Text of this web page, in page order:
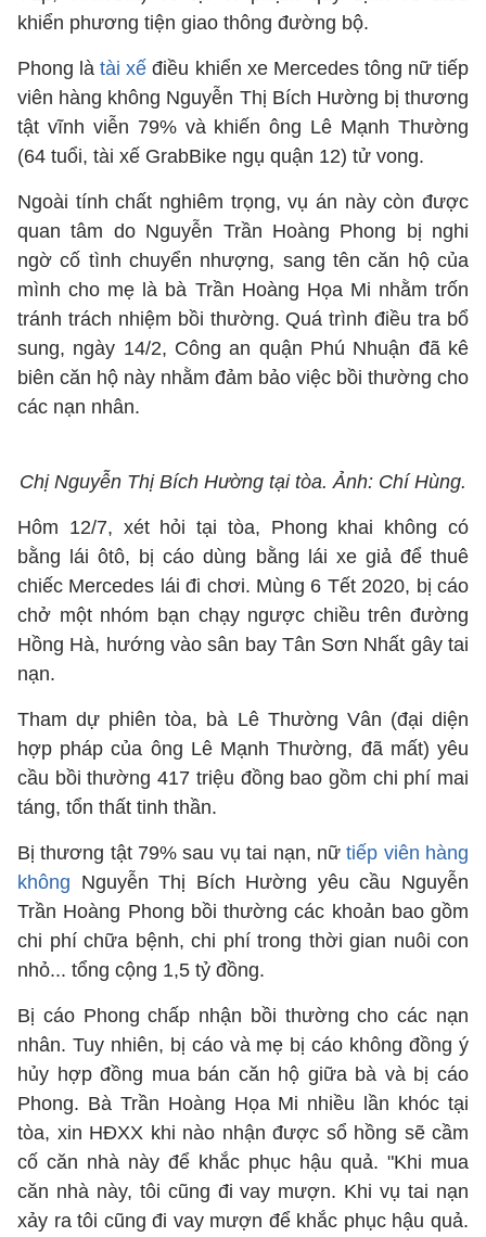
khiển phương tiện giao thông đường bộ.
Phong làtài xếđiều khiển xe Mercedes tông nữ tiếp
viên hàng không Nguyễn Thị Bích Hường bị thương
tật vĩnh viễn 79% và khiến ông Lê Mạnh Thường
(64 tuổi, tài xế GrabBike ngụ quận 12) tử vong.
Ngoài tính chất nghiêm trọng, vụ án này còn được
quan tâm do Nguyễn Trần Hoàng Phong bị nghi
ngờ cố tình chuyển nhượng, sang tên căn hộ của
mình cho mẹ là bà Trần Hoàng Họa Mi nhằm trốn
tránh trách nhiệm bồi thường. Quá trình điều tra bổ
sung, ngày 14/2, Công an quận Phú Nhuận đã kê
biên căn hộ này nhằm đảm bảo việc bồi thường cho
các nạn nhân.
Chị Nguyễn Thị Bích Hường tại tòa. Ảnh: Chí Hùng.
Hôm 12/7, xét hỏi tại tòa, Phong khai không có
bằng lái ôtô, bị cáo dùng bằng lái xe giả để thuê
chiếc Mercedes lái đi chơi. Mùng 6 Tết 2020, bị cáo
chở một nhóm bạn chạy ngược chiều trên đường
Hồng Hà, hướng vào sân bay Tân Sơn Nhất gây tai
nạn.
Tham dự phiên tòa, bà Lê Thường Vân (đại diện
hợp pháp của ông Lê Mạnh Thường, đã mất) yêu
cầu bồi thường 417 triệu đồng bao gồm chi phí mai
táng, tổn thất tinh thần.
Bị thương tật 79% sau vụ tai nạn, nữtiếp viên hàng
không Nguyễn Thị Bích Hường yêu cầu Nguyễn
Trần Hoàng Phong bồi thường các khoản bao gồm
chi phí chữa bệnh, chi phí trong thời gian nuôi con
nhỏ... tổng cộng 1,5 tỷ đồng.
Bị cáo Phong chấp nhận bồi thường cho các nạn
nhân. Tuy nhiên, bị cáo và mẹ bị cáo không đồng ý
hủy hợp đồng mua bán căn hộ giữa bà và bị cáo
Phong. Bà Trần Hoàng Họa Mi nhiều lần khóc tại
tòa, xin HĐXX khi nào nhận được sổ hồng sẽ cầm
cố căn nhà này để khắc phục hậu quả. "Khi mua
căn nhà này, tôi cũng đi vay mượn. Khi vụ tai nạn
xảy ra tôi cũng đi vay mượn để khắc phục hậu quả.